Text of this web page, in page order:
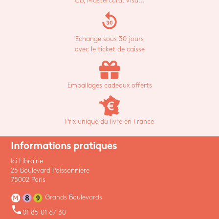
replay_30
Echange sous 30 jours
avec le ticket de caisse
Emballages cadeaux offerts
Prix unique du livre en France
Informations pratiques
Ici Librairie
25 Boulevard Poissonnière
75002 Paris
Grands Boulevards
phone 01 85 01 67 30